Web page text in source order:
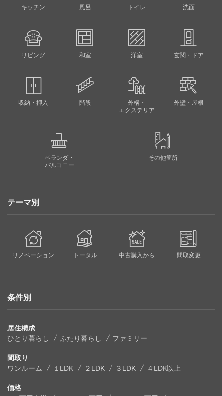
キッチン 風呂 トイレ 洗面
リビング 和室 洋室 玄関・ドア
収納・押入 階段
外構・
エクステリア
外壁・屋根
ベランダ・
バルコニー
その他箇所
テーマ別
リノベーション トータル 中古購入から 間取変更
条件別
居住構成
ひとり暮らし
ふたり暮らし ファミリー
間取り
ワンルーム
１LDK ２LDK ３LDK ４LDK以上
価格